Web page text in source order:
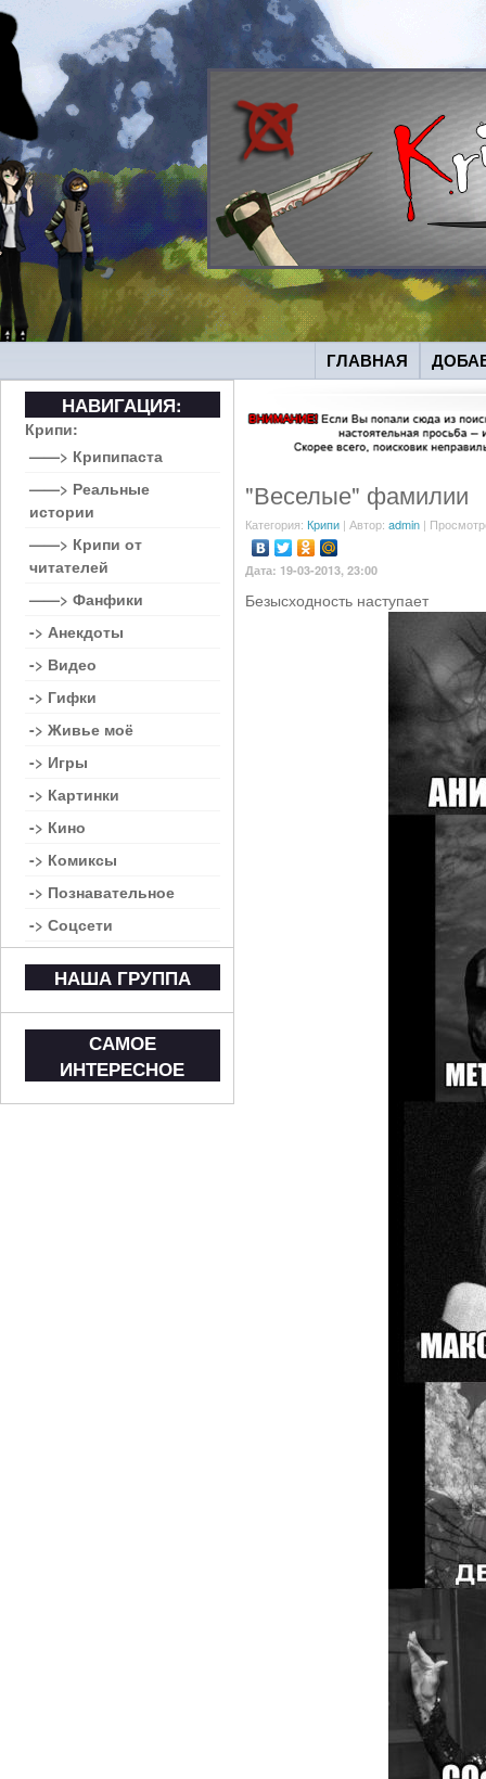
ГЛАВНАЯ
"Веселые" фамилии
Категория: Крипи | Автор: admin |
Дата: 19-03-2013, 23:00
Безысходность наступает
НАВИГАЦИЯ:
Крипи:
——> Крипипаста
——> Реальные
истории
——> Крипи от
читателей
——> Фанфики
-> Анекдоты
-> Видео
-> Гифки
-> Живье моё
-> Игры
-> Картинки
-> Кино
-> Комиксы
-> Познавательное
-> Соцсети
НАША ГРУППА
САМОЕ
ИНТЕРЕСНОЕ